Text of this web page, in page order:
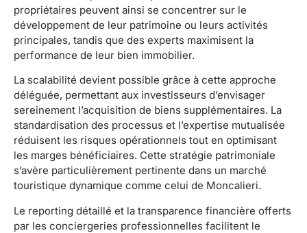
propriétaires peuvent ainsi se concentrer sur le
développement de leur patrimoine ou leurs activités
principales, tandis que des experts maximisent la
performance de leur bien immobilier.
La scalabilité devient possible grâce à cette approche
déléguée, permettant aux investisseurs d’envisager
sereinement l’acquisition de biens supplémentaires. La
standardisation des processus et l’expertise mutualisée
réduisent les risques opérationnels tout en optimisant
les marges bénéficiaires. Cette stratégie patrimoniale
s’avère particulièrement pertinente dans un marché
touristique dynamique comme celui de Moncalieri.
Le reporting détaillé et la transparence financière offerts
par les conciergeries professionnelles facilitent le